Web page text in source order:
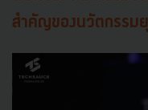
สำคัญของนวัตกรรม